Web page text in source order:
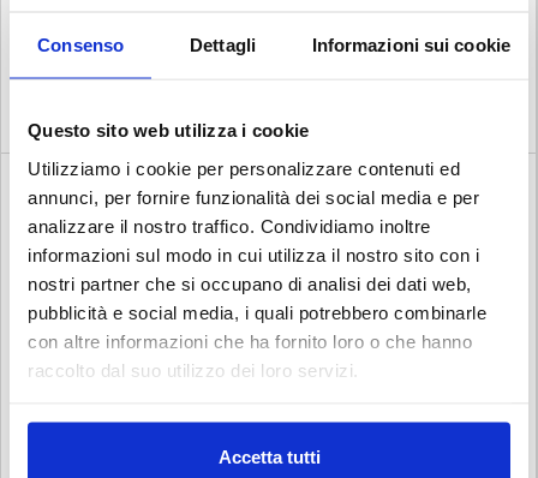
Consenso Dettagli Informazioni sui cookie
Questo sito web utilizza i cookie
Utilizziamo i cookie per personalizzare contenuti ed
annunci, per fornire funzionalità dei social media e per
analizzare il nostro traffico. Condividiamo inoltre
informazioni sul modo in cui utilizza il nostro sito con i
nostri partner che si occupano di analisi dei dati web,
pubblicità e social media, i quali potrebbero combinarle
con altre informazioni che ha fornito loro o che hanno
raccolto dal suo utilizzo dei loro servizi.
Accetta tutti
ROTOLO ASCIUGAMANO MT 60 PZ 12 PAPERNET 420291 COD. 160379
€ 19.80Iva esclusa
DISPENSER CARTA IGIENICA INTERFOGLIATA 416147